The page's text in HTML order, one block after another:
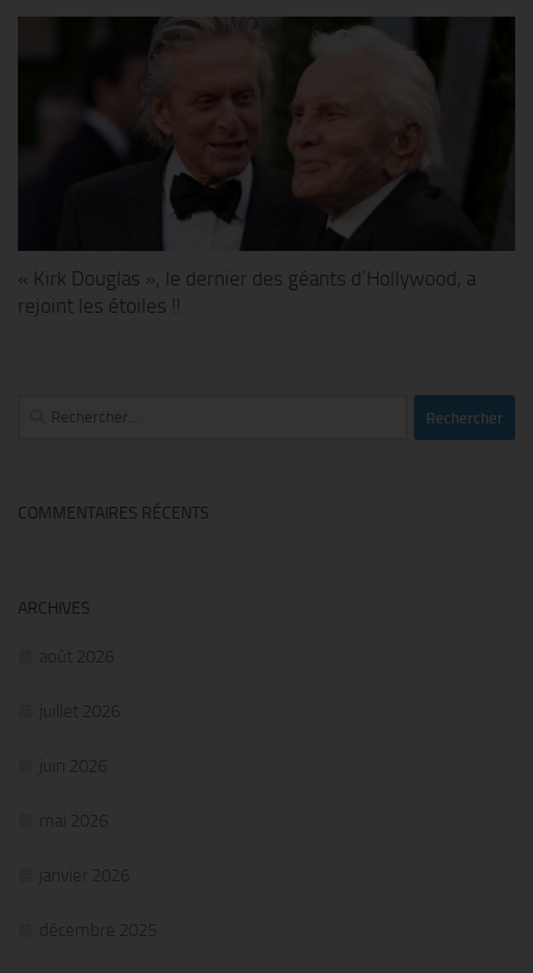
« Kirk Douglas », le dernier des géants d’Hollywood, a
rejoint les étoiles !!
Rechercher :
COMMENTAIRES RÉCENTS
ARCHIVES
août 2026
juillet 2026
juin 2026
mai 2026
janvier 2026
décembre 2025